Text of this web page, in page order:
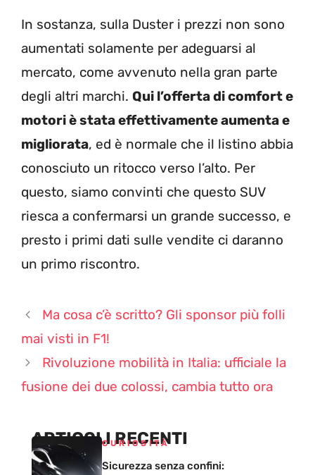
In sostanza, sulla Duster i prezzi non sono
aumentati solamente per adeguarsi al
mercato, come avvenuto nella gran parte
degli altri marchi. Qui l’offerta di comfort e
motori è stata effettivamente aumenta e
migliorata, ed è normale che il listino abbia
conosciuto un ritocco verso l’alto. Per
questo, siamo convinti che questo SUV
riesca a confermarsi un grande successo, e
presto i primi dati sulle vendite ci daranno
un primo riscontro.
Ma cosa c’è scritto? Gli sponsor più folli
mai visti in F1!
Rivoluzione mobilità in Italia: ufficiale la
fusione dei due colossi, cambia tutto ora
ARTICOLI RECENTI
CURIOSITÀ
Sicurezza senza confini: